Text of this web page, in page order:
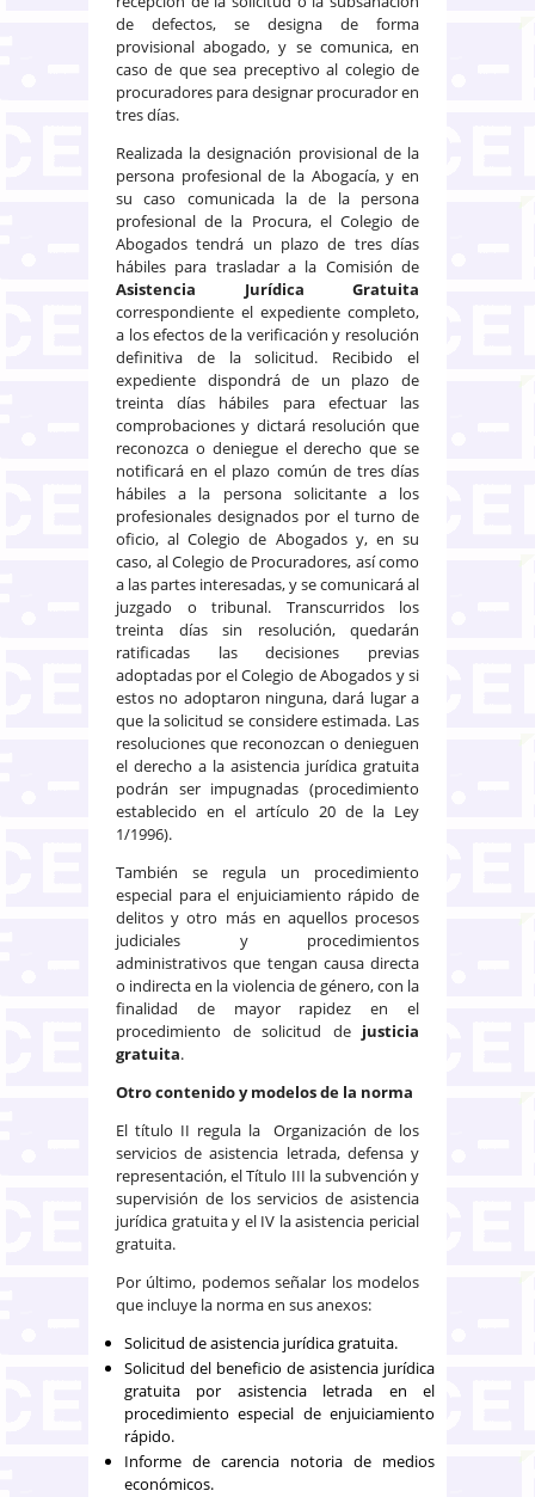
de defectos, se designa de forma
provisional abogado, y se comunica, en
caso de que sea preceptivo al colegio de
procuradores para designar procurador en
tres días.
Realizada la designación provisional de la
persona profesional de la Abogacía, y en
su caso comunicada la de la persona
profesional de la Procura, el Colegio de
Abogados tendrá un plazo de tres días
hábiles para trasladar a la Comisión de
Asistencia Jurídica Gratuita
correspondiente el expediente completo,
a los efectos de la verificación y resolución
definitiva de la solicitud. Recibido el
expediente dispondrá de un plazo de
treinta días hábiles para efectuar las
comprobaciones y dictará resolución que
reconozca o deniegue el derecho que se
notificará en el plazo común de tres días
hábiles a la persona solicitante a los
profesionales designados por el turno de
oficio, al Colegio de Abogados y, en su
caso, al Colegio de Procuradores, así como
a las partes interesadas, y se comunicará al
juzgado o tribunal. Transcurridos los
treinta días sin resolución, quedarán
ratificadas las decisiones previas
adoptadas por el Colegio de Abogados y si
estos no adoptaron ninguna, dará lugar a
que la solicitud se considere estimada. Las
resoluciones que reconozcan o denieguen
el derecho a la asistencia jurídica gratuita
podrán ser impugnadas (procedimiento
establecido en el artículo 20 de la Ley
1/1996).
También se regula un procedimiento
especial para el enjuiciamiento rápido de
delitos y otro más en aquellos procesos
judiciales y procedimientos
administrativos que tengan causa directa
o indirecta en la violencia de género, con la
finalidad de mayor rapidez en el
procedimiento de solicitud de justicia
gratuita.
Otro contenido y modelos de la norma
El título II regula la Organización de los
servicios de asistencia letrada, defensa y
representación, el Título III la subvención y
supervisión de los servicios de asistencia
jurídica gratuita y el IV la asistencia pericial
gratuita.
Por último, podemos señalar los modelos
que incluye la norma en sus anexos:
Solicitud de asistencia jurídica gratuita.
Solicitud del beneficio de asistencia jurídica
gratuita por asistencia letrada en el
procedimiento especial de enjuiciamiento
rápido.
Informe de carencia notoria de medios
económicos.